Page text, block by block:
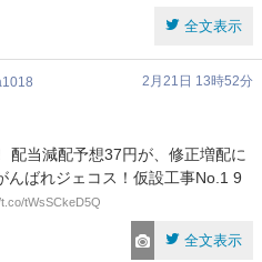
全文表示
2月21日 13時52分
配当減配予想37円が、修正増配に
んばれジェコス！仮設工事No.1 9
tWsSCkeD5Q
全文表示